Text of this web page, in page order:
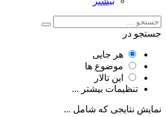
جستجو در
هر جایی
موضوع ها
این تالار
تنظیمات بیشتر ...
نمایش نتایجی که شامل ...